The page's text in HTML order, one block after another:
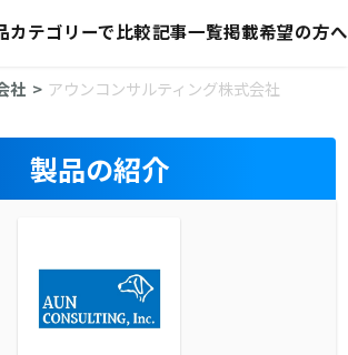
カテゴリーで比較記事一覧掲載希望の方へ
社 アウンコンサルティング株式会社
製品の紹介